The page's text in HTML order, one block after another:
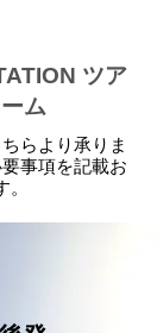
ツア
ム
らより承りま
事項を記載お
。